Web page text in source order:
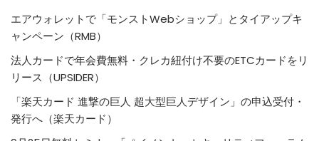
エアウォレットで「モンストWebショップ」とタイアップキ
ャンペーン（RMB）
法人カードで年会費無料・クレカ紐付け不要のETCカードをリ
リース（UPSIDER）
「楽天カード 進撃の巨人 超大型巨人デザイン」の申込受付・
発行へ（楽天カード）